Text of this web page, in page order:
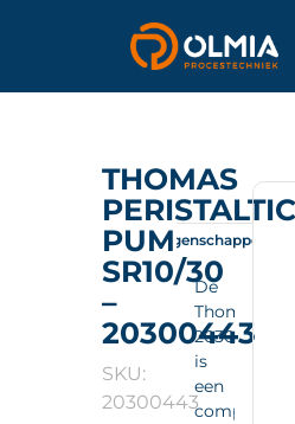
THOMAS
PERISTALTIC
PUMP
SR10/30
–
20300443
SKU:
20300443
Omschrijving Eigenschappen
De
Thomas
20300443
is
een
compacte